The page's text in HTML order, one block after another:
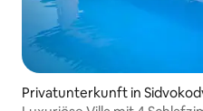
Privatunterkunft in